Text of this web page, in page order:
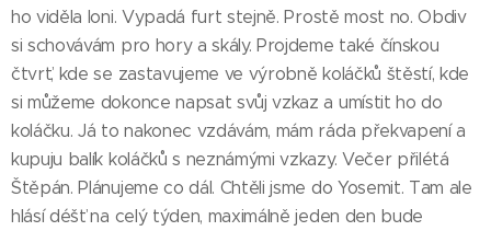
ho viděla loni. Vypadá furt stejně. Prostě most no. Obdiv
si schovávám pro hory a skály. Projdeme také čínskou
čtvrť, kde se zastavujeme ve výrobně koláčků štěstí, kde
si můžeme dokonce napsat svůj vzkaz a umístit ho do
koláčku. Já to nakonec vzdávám, mám ráda překvapení a
kupuju balík koláčků s neznámými vzkazy. Večer přilétá
Štěpán. Plánujeme co dál. Chtěli jsme do Yosemit. Tam ale
hlásí déšť na celý týden, maximálně jeden den bude